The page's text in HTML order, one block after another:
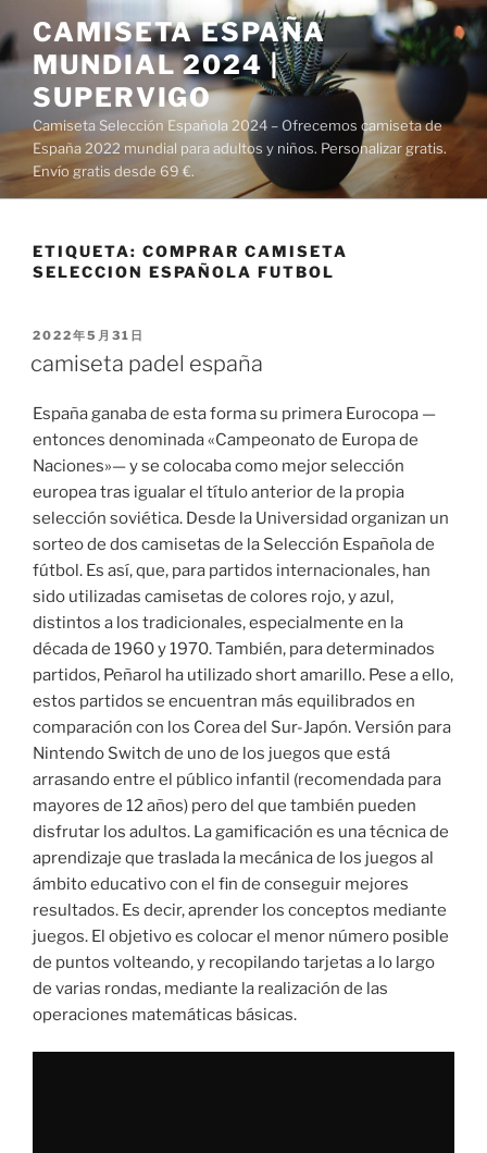
al
contenido
CAMISETA ESPAÑA
MUNDIAL 2024 |
SUPERVIGO
Camiseta Selección Española 2024 – Ofrecemos camiseta de
España 2022 mundial para adultos y niños. Personalizar gratis.
Envío gratis desde 69 €.
ETIQUETA: COMPRAR CAMISETA
SELECCION ESPAÑOLA FUTBOL
PUBLICADO
2022年5月31日
camiseta padel españa
España ganaba de esta forma su primera Eurocopa —
entonces denominada «Campeonato de Europa de
Naciones»— y se colocaba como mejor selección
europea tras igualar el título anterior de la propia
selección soviética. Desde la Universidad organizan un
sorteo de dos camisetas de la Selección Española de
fútbol. Es así, que, para partidos internacionales, han
sido utilizadas camisetas de colores rojo, y azul,
distintos a los tradicionales, especialmente en la
década de 1960 y 1970. También, para determinados
partidos, Peñarol ha utilizado short amarillo. Pese a ello,
estos partidos se encuentran más equilibrados en
comparación con los Corea del Sur-Japón. Versión para
Nintendo Switch de uno de los juegos que está
arrasando entre el público infantil (recomendada para
mayores de 12 años) pero del que también pueden
disfrutar los adultos. La gamificación es una técnica de
aprendizaje que traslada la mecánica de los juegos al
ámbito educativo con el fin de conseguir mejores
resultados. Es decir, aprender los conceptos mediante
juegos. El objetivo es colocar el menor número posible
de puntos volteando, y recopilando tarjetas a lo largo
de varias rondas, mediante la realización de las
operaciones matemáticas básicas.